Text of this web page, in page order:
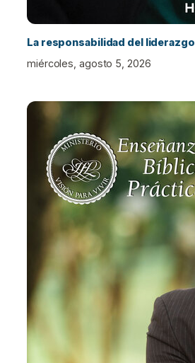
La responsabilidad del liderazgo
miércoles, agosto 5, 2026